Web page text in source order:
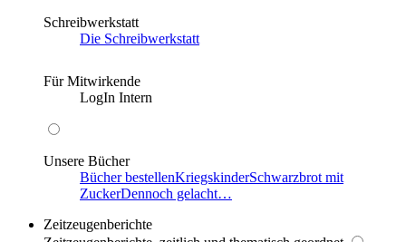
Schreibwerkstatt
Die Schreibwerkstatt
Für Mitwirkende
LogIn Intern
Unsere Bücher
Bücher bestellenKriegskinderSchwarzbrot mit
ZuckerDennoch gelacht…
Zeitzeugenberichte